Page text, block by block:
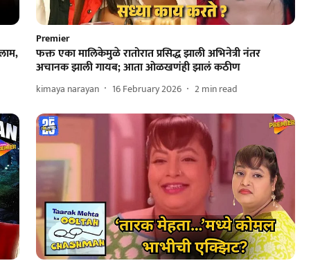
Premier
फक्त एका मालिकेमुळे रातोरात प्रसिद्ध झाली अभिनेत्री नंतर
अचानक झाली गायब; आता ओळखणंही झालं कठीण
kimaya narayan 16 February 2026 2min read